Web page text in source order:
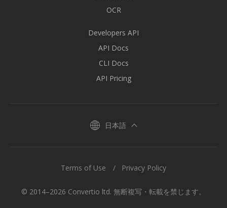
OCR
Developers API
API Docs
CLI Docs
API Pricing
日本語
© 2014–2026 Convertio ltd. 無断複写・転載を禁じます。
Terms of Use Privacy Policy